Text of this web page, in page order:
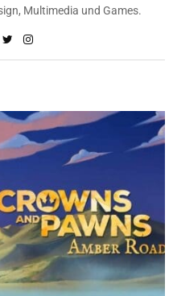
Multimedia und Games.